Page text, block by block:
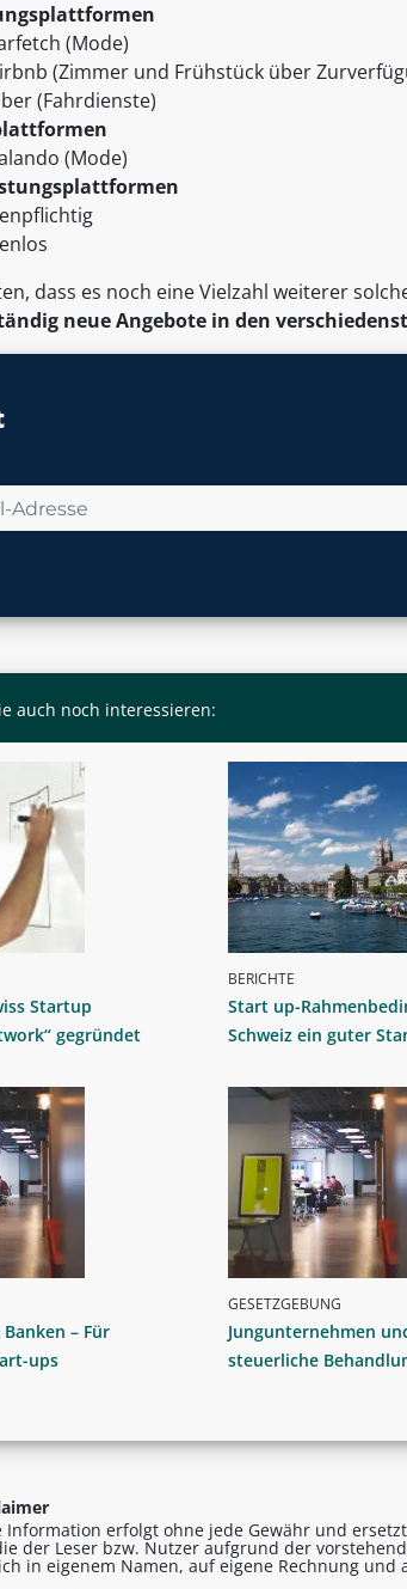
(Mode)
(Zimmer und Frühstück über
(Fahrdienste)
(Mode)
dass es noch eine Vielzahl weiterer
neue Angebote in den
auch noch interessieren:
Startup
gegründet
BERICHTE
Start up-
Schweiz ein guter
– Für
ups
GESETZGEBUNG
Jungunternehmen
steuerliche
Information erfolgt ohne jede Gewähr und
der Leser bzw. Nutzer aufgrund der
in eigenem Namen, auf eigene Rechnung und